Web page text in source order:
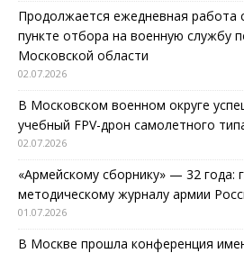
Продолжается ежедневная работа
пункте отбора на военную службу
Московской области
02.07.2026
В Московском военном округе
учебный FPV-дрон самолетного
02.07.2026
«Армейскому сборнику» — 32 года:
методическому журналу армии
01.07.2026
В Москве прошла конференция